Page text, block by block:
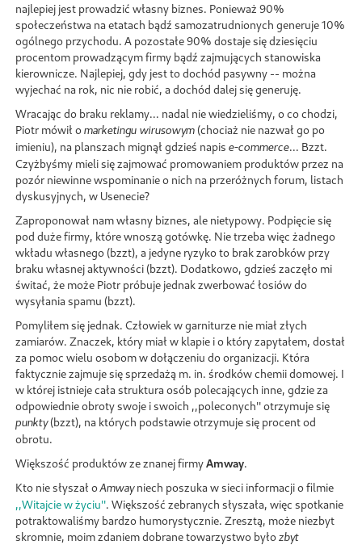
najlepiej jest prowadzić własny biznes. Ponieważ 90%
społeczeństwa na etatach bądź samozatrudnionych generuje 10%
ogólnego przychodu. A pozostałe 90% dostaje się dziesięciu
procentom prowadzącym firmy bądź zajmujących stanowiska
kierownicze. Najlepiej, gdy jest to dochód pasywny -- można
wyjechać na rok, nic nie robić, a dochód dalej się generuję.
Wracając do braku reklamy... nadal nie wiedzieliśmy, o co chodzi,
Piotr mówił omarketingu wirusowym (chociaż nie nazwał go po
imieniu), na planszach mignął gdzieś napis e-commerce... Bzzt.
Czyżbyśmy mieli się zajmować promowaniem produktów przez na
pozór niewinne wspominanie o nich na przeróżnych forum, listach
dyskusyjnych, w Usenecie?
Zaproponował nam własny biznes, ale nietypowy. Podpięcie się
pod duże firmy, które wnoszą gotówkę. Nie trzeba więc żadnego
wkładu własnego (bzzt), a jedyne ryzyko to brak zarobków przy
braku własnej aktywności (bzzt). Dodatkowo, gdzieś zaczęło mi
świtać, że może Piotr próbuje jednak zwerbować łosiów do
wysyłania spamu (bzzt).
Pomyliłem się jednak. Człowiek w garniturze nie miał złych
zamiarów. Znaczek, który miał w klapie i o który zapytałem, dostał
za pomoc wielu osobom w dołączeniu do organizacji. Która
faktycznie zajmuje się sprzedażą m. in. środków chemii domowej. I
w której istnieje cała struktura osób polecających inne, gdzie za
odpowiednie obroty swoje i swoich ,,poleconych'' otrzymuje się
punkty(bzzt), na których podstawie otrzymuje się procent od
obrotu.
Większość produktów ze znanej firmyAmway.
Kto nie słyszał oAmwayniech poszuka w sieci informacji o filmie
,,Witajcie w życiu''. Większość zebranych słyszała, więc spotkanie
potraktowaliśmy bardzo humorystycznie. Zresztą, może niezbyt
skromnie, moim zdaniem dobrane towarzystwo byłozbyt